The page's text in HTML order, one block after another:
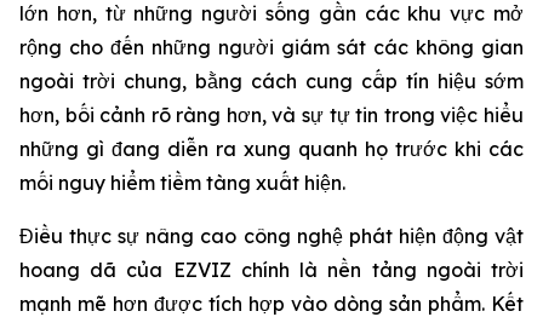
lớn hơn, từ những người sống gần các khu vực mở
rộng cho đến những người giám sát các không gian
ngoài trời chung, bằng cách cung cấp tín hiệu sớm
hơn, bối cảnh rõ ràng hơn, và sự tự tin trong việc hiểu
những gì đang diễn ra xung quanh họ trước khi các
mối nguy hiểm tiềm tàng xuất hiện.
Điều thực sự nâng cao công nghệ phát hiện động vật
hoang dã của EZVIZ chính là nền tảng ngoài trời
mạnh mẽ hơn được tích hợp vào dòng sản phẩm. Kết